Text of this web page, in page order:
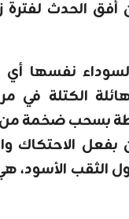
الحدث لفترة
نفسها
الكتلة في
بسحب ضخمة من
الاحتكاك
الثقب الأسود،